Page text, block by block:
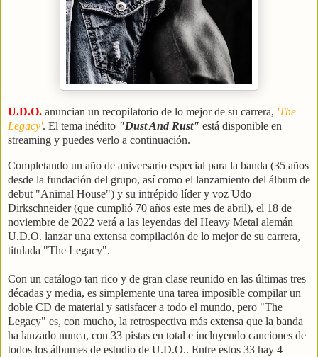
U.D.O. anuncian un recopilatorio de lo mejor de su carrera, 'The
Legacy'. El tema inédito "Dust And Rust" está disponible en
streaming y puedes verlo a continuación.
Completando un año de aniversario especial para la banda (35 años
desde la fundación del grupo, así como el lanzamiento del álbum de
debut "Animal House") y su intrépido líder y voz Udo
Dirkschneider (que cumplió 70 años este mes de abril), el 18 de
noviembre de 2022 verá a las leyendas del Heavy Metal alemán
U.D.O. lanzar una extensa compilación de lo mejor de su carrera,
titulada "The Legacy".
Con un catálogo tan rico y de gran clase reunido en las últimas tres
décadas y media, es simplemente una tarea imposible compilar un
doble CD de material y satisfacer a todo el mundo, pero "The
Legacy" es, con mucho, la retrospectiva más extensa que la banda
ha lanzado nunca, con 33 pistas en total e incluyendo canciones de
todos los álbumes de estudio de U.D.O.. Entre estos 33 hay 4